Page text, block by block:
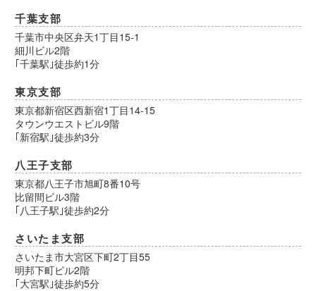
千葉支部
千葉市中央区弁天1丁目15-1
細川ビル2階
｢千葉駅｣徒歩約1分
東京支部
東京都新宿区西新宿1丁目14-15
タウンウエストビル9階
｢新宿駅｣徒歩約3分
八王子支部
東京都八王子市旭町8番10号
比留間ビル3階
｢八王子駅｣徒歩約2分
さいたま支部
さいたま市大宮区下町2丁目55
明邦下町ビル2階
｢大宮駅｣徒歩約5分